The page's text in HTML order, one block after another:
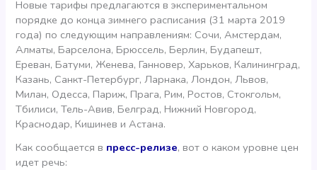
Новые тарифы предлагаются в экспериментальном
порядке до конца зимнего расписания (31 марта 2019
года) по следующим направлениям: Сочи, Амстердам,
Алматы, Барселона, Брюссель, Берлин, Будапешт,
Ереван, Батуми, Женева, Ганновер, Харьков, Калининград,
Казань, Санкт-Петербург, Ларнака, Лондон, Львов,
Милан, Одесса, Париж, Прага, Рим, Ростов, Стокгольм,
Тбилиси, Тель-Авив, Белград, Нижний Новгород,
Краснодар, Кишинев и Астана.
Как сообщается в пресс-релизе, вот о каком уровне цен
идет речь: